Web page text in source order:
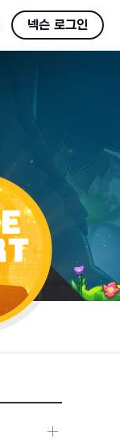
넥슨 로그인